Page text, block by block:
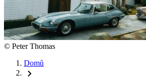
© Peter Thomas
Domů
chevron_right